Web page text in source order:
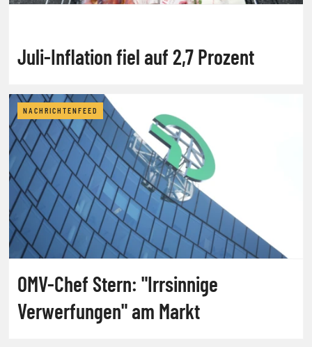
Juli-Inflation fiel auf 2,7 Prozent
NACHRICHTENFEED
OMV-Chef Stern: "Irrsinnige
Verwerfungen" am Markt